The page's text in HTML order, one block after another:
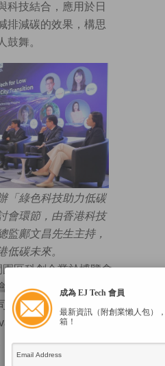
科技結合，應用於日
排減碳的效果，構思
鼓舞。
「綠色科技助力低碳
會環節，由香港科技
監鄺文昌先生主持，
低碳未來。
區科創企業於博覽會
者展示出前沿的綠色
包括香港碳交易有限
、香港國鴻國際
創冷科技有限公司、
舜達科技有限公司、
成為 EJ Tech 會員
最新資訊（附創業懶人包）
箱！